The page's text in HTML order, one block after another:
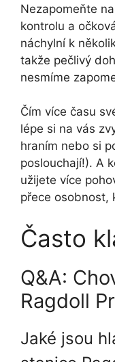
Nezapomeňte
kontrolu a
náchylní k
takže pečlivý
nesmíme
Čím více času
lépe si na vás
hraním nebo si
poslouchají!). A
užijete více
přece osobnost,
Často
Q&A:
Ragdoll
Jaké jsou